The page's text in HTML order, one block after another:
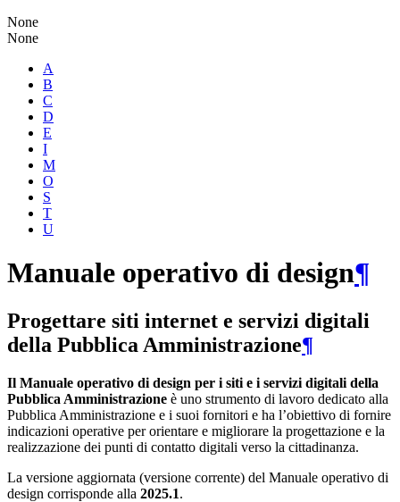
None
None
A
B
C
D
E
I
M
O
S
T
U
Manuale operativo di design¶
Progettare siti internet e servizi digitali
della Pubblica Amministrazione¶
Il Manuale operativo di design per i siti e i servizi digitali della
Pubblica Amministrazione è uno strumento di lavoro dedicato alla
Pubblica Amministrazione e i suoi fornitori e ha l’obiettivo di fornire
indicazioni operative per orientare e migliorare la progettazione e la
realizzazione dei punti di contatto digitali verso la cittadinanza.
La versione aggiornata (versione corrente) del Manuale operativo di
design corrisponde alla 2025.1.